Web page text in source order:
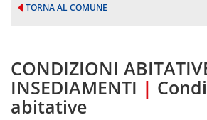
TORNA AL COMUNE
CONDIZIONI
INSEDIAMENTI |
abitative